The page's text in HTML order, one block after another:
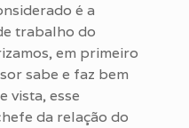
é a
trabalho do
em primeiro
sabe e faz bem
vista, esse
da relação do